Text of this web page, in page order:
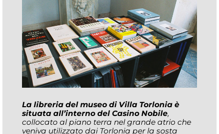
La libreria del museo di Villa Torlonia è
situata all’interno del Casino Nobile,
collocato al piano terra nel grande atrio che
veniva utilizzato dai Torlonia per la sosta